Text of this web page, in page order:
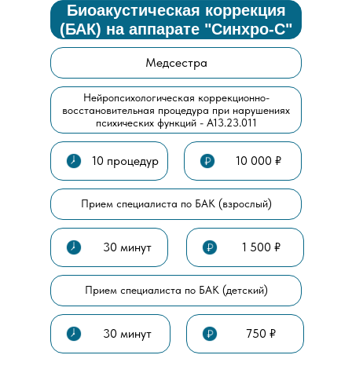
Биоакустическая коррекция
(БАК) на аппарате "Синхро-С"
Медсестра
10 000 ₽
Нейропсихологическая коррекционно-
восстановительная процедура при нарушениях
психических функций - А13.23.011
Прием специалиста по БАК (взрослый)
Прием специалиста по БАК (детский)
10 процедур
1 500 ₽
30 минут
750 ₽
30 минут